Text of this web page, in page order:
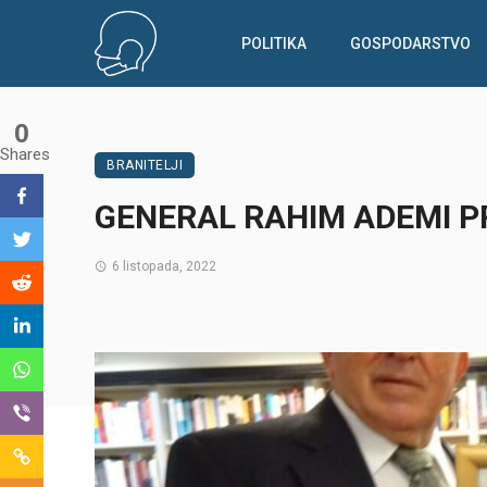
POLITIKA GOSPODARSTVO
BRANITELJI
GENERAL RAHIM ADEMI
6 listopada, 2022
0
Shares